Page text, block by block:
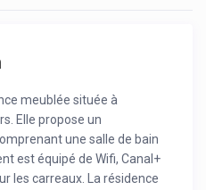
meublée située à
Elle propose un
une salle de bain
est équipé de Wifi, Canal+
les carreaux. La résidence